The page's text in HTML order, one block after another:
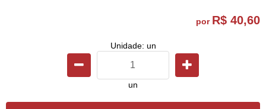
por R$ 40,60
Unidade: un
un